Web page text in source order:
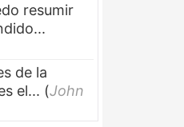
resumir
de la
el... (John